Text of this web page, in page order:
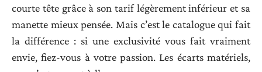
courte tête grâce à son tarif légèrement inférieur et sa
manette mieux pensée. Mais c’est le catalogue qui fait
la différence : si une exclusivité vous fait vraiment
envie, fiez-vous à votre passion. Les écarts matériels,